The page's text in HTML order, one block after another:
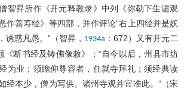
智昇所作《开元释教录》中列《弥勒下生谴观
作善寿经》等四部，并作评论“右上四经并是妖
惑凡愚。”（智昇， 1934a ：672）又有开元二
《断书经及铸佛像敕》：“自今以后，州县市坊
为业；须瞻仰尊容者，任就寺拜礼；须经典读
经本少，僧为写供。诸州寺观并宜准此。”（宋